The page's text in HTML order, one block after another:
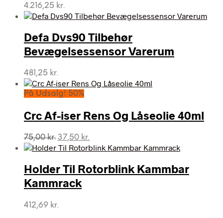
4.216,25 kr.
Defa Dvs90 Tilbehør
Bevægelsessensor Varerum
481,25 kr.
På Udsalg! 50%
Crc Af-iser Rens Og Låseolie 40ml
75,00kr. Den
oprindelige
var:
75,00 kr..
37,50 kr.
aktuelle
er:
37,50 kr..
Holder Til Rotorblink Kammbar
Kammrack
412,69 kr.